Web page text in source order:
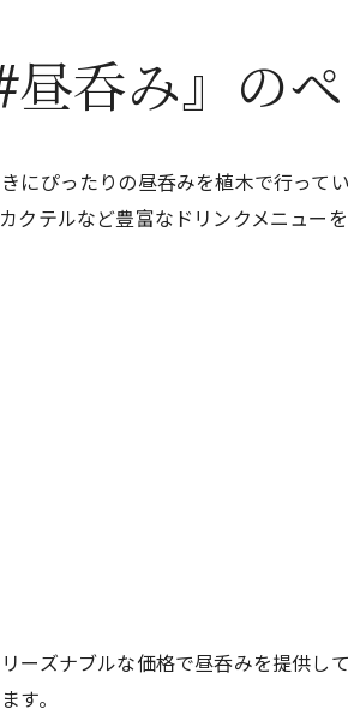
昼呑み』の
にぴったりの昼呑みを植木で行って
クテルなど豊富なドリンクメニュー
ーズナブルな価格で昼呑みを提供し
す。